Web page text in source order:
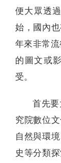
便大眾透
始，國內
年來非常
的圖文或
受。
首先
究院數位
自然與環
史等分類